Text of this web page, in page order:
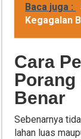
Baca juga :
Kegagalan
Cara
Benar
Sebenarnya
lahan luas